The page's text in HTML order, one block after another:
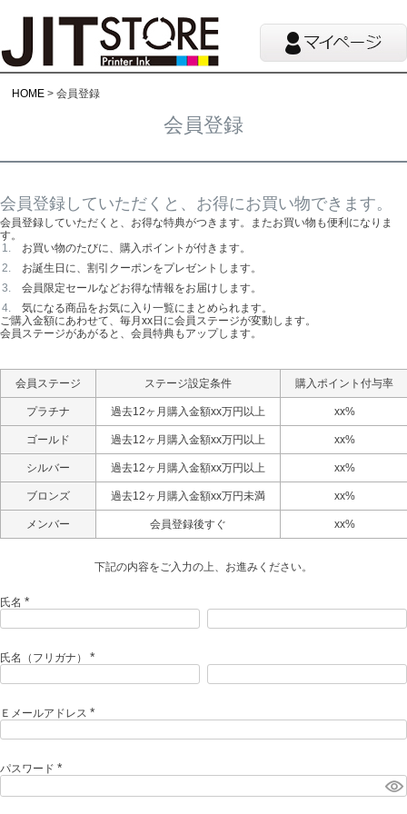
HOME 会員登録
会員登録
会員登録していただくと、お得にお買い物できます。
会員登録していただくと、お得な特典がつきます。またお買い物も便利になりま
す。
お買い物のたびに、購入ポイントが付きます。
お誕生日に、割引クーポンをプレゼントします。
会員限定セールなどお得な情報をお届けします。
気になる商品をお気に入り一覧にまとめられます。
ご購入金額にあわせて、毎月xx日に会員ステージが変動します。
会員ステージがあがると、会員特典もアップします。
会員ステージ ステージ設定条件 購入ポイント付与率
プラチナ 過去12ヶ月購入金額xx万円以上 xx%
ゴールド 過去12ヶ月購入金額xx万円以上 xx%
シルバー 過去12ヶ月購入金額xx万円以上 xx%
ブロンズ 過去12ヶ月購入金額xx万円未満 xx%
メンバー 会員登録後すぐ xx%
下記の内容をご入力の上、お進みください。
氏名
必
氏名（フリガナ）
必
)
Ｅメールアドレス
必
パスワード
必